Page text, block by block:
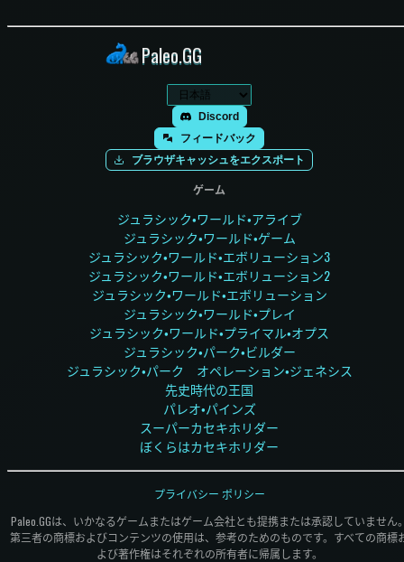
Paleo.GG
Discord
フィードバック
ブラウザキャッシュをエクスポート
ゲーム
ジュラシック・ワールド・アライブ
ジュラシック・ワールド・ゲーム
ジュラシック・ワールド・エボリューション3
ジュラシック・ワールド・エボリューション2
ジュラシック・ワールド・エボリューション
ジュラシック・ワールド・プレイ
ジュラシック・ワールド・プライマル・オプス
ジュラシック・パーク・ビルダー
ジュラシック・パーク オペレーション・ジェネシス
先史時代の王国
パレオ・パインズ
スーパーカセキホリダー
ぼくらはカセキホリダー
Paleo.GGは、いかなるゲームまたはゲーム会社とも提携または承認していません
第三者の商標およびコンテンツの使用は、参考のためのものです。すべての商標
よび著作権はそれぞれの所有者に帰属します。
プライバシー ポリシー